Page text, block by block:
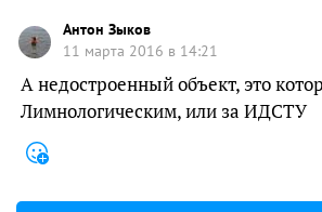
Антон Зыков
11 марта 2016 в 14:21
А недостроенный объект, это
Лимнологическим, или за ИДСТУ